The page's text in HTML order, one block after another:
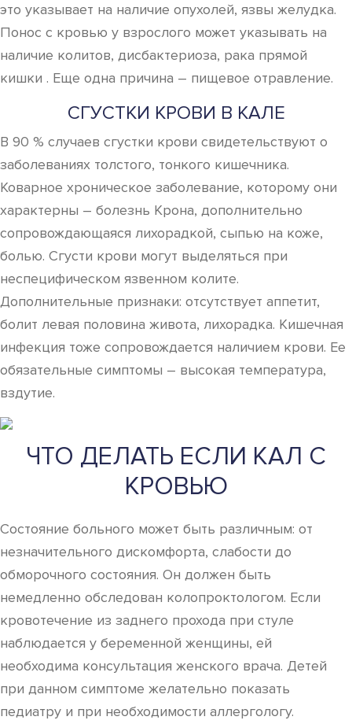
это указывает на наличие опухолей, язвы желудка.
Понос с кровью у взрослого может указывать на
наличие колитов, дисбактериоза, рака прямой
кишки . Еще одна причина – пищевое отравление.
СГУСТКИ КРОВИ В КАЛЕ
В 90 % случаев сгустки крови свидетельствуют о
заболеваниях толстого, тонкого кишечника.
Коварное хроническое заболевание, которому они
характерны – болезнь Крона, дополнительно
сопровождающаяся лихорадкой, сыпью на коже,
болью. Сгусти крови могут выделяться при
неспецифическом язвенном колите.
Дополнительные признаки: отсутствует аппетит,
болит левая половина живота, лихорадка. Кишечная
инфекция тоже сопровождается наличием крови. Ее
обязательные симптомы – высокая температура,
вздутие.
ЧТО ДЕЛАТЬ ЕСЛИ КАЛ С
КРОВЬЮ
Состояние больного может быть различным: от
незначительного дискомфорта, слабости до
обморочного состояния. Он должен быть
немедленно обследован колопроктологом. Если
кровотечение из заднего прохода при стуле
наблюдается у беременной женщины, ей
необходима консультация женского врача. Детей
при данном симптоме желательно показать
педиатру и при необходимости аллергологу.